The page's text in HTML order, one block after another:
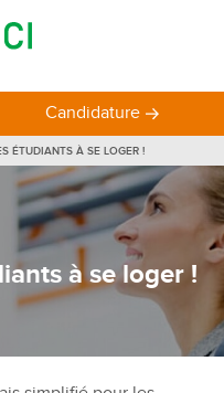
à se loger !
ÉTUDIANTS À SE LOGER !
Candidature